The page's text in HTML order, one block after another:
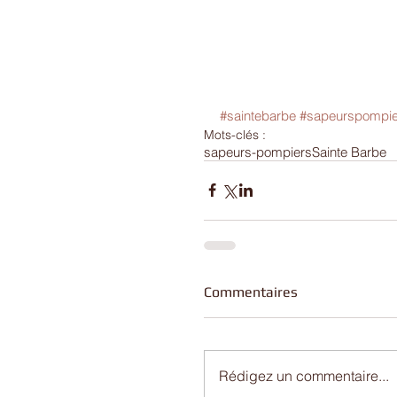
#saintebarbe
Mots-clés :
sapeurs-pompiersSainte Barbe
Commentaires
Rédigez un commentaire...